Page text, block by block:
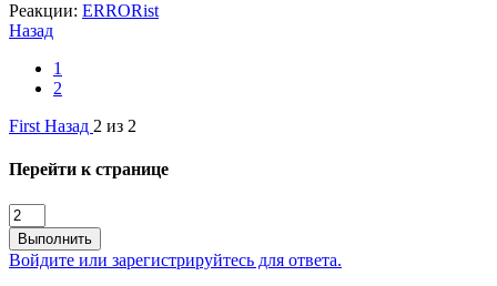
Реакции: ERRORist
Назад
1
2
First Назад 2 из 2
Перейти к странице
Выполнить
Войдите или зарегистрируйтесь для ответа.